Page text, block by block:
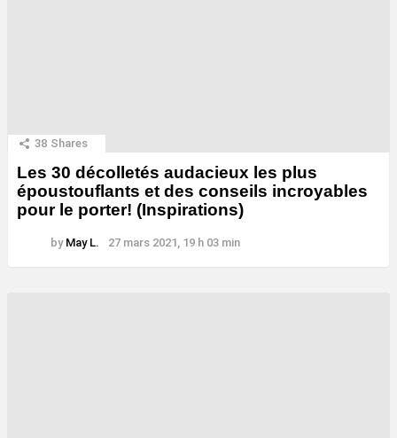
38 Shares
Les 30 décolletés audacieux les plus
époustouflants et des conseils incroyables
pour le porter! (Inspirations)
by May L. 27 mars 2021, 19 h 03 min